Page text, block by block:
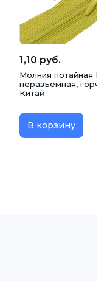
1,10 руб.
Молния потайная
неразъемная,
Китай
В корзину